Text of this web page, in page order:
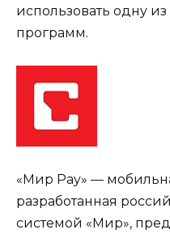
использовать одну
программ.
«Мир Pay» —
разработанная
системой «Мир»,